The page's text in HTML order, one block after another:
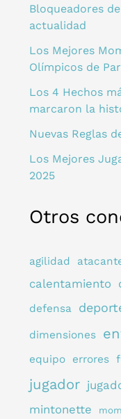
Bloqueadores
actualidad
Los Mejores
Olímpicos de
Los 4 Hechos
marcaron la
Nuevas Reglas
Los Mejores
2025
Otros
agilidad
calentamiento
defensa
dimensiones
equipo errores
jugador
mintonette